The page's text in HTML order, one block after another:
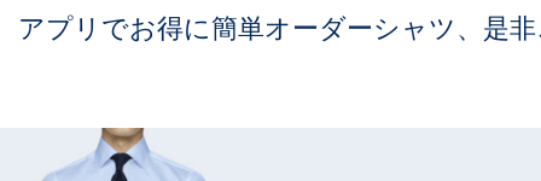
アプリでお得に簡単オーダーシャツ、是